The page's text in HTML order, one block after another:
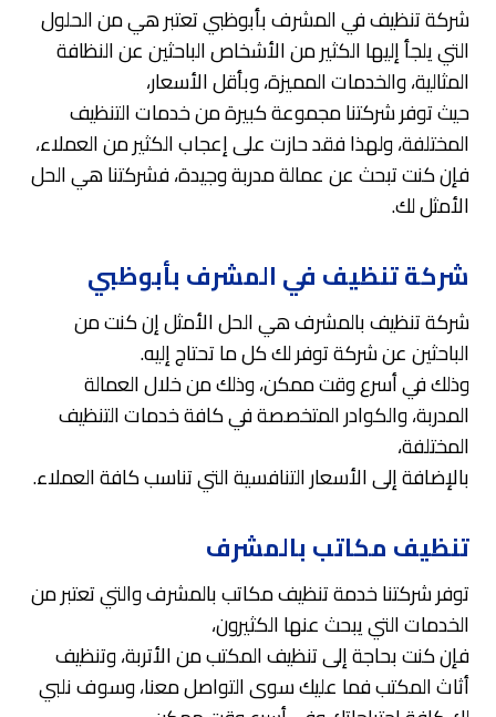
شركة تنظيف في المشرف بأبوظبي تعتبر هي من الحلول
التي يلجأ إليها الكثير من الأشخاص الباحثين عن النظافة
المثالية، والخدمات المميزة، وبأقل الأسعار،
حيث توفر شركتنا مجموعة كبيرة من خدمات التنظيف
المختلفة، ولهذا فقد حازت على إعجاب الكثير من العملاء،
فإن كنت تبحث عن عمالة مدربة وجيدة، فشركتنا هي الحل
الأمثل لك.
شركة تنظيف في المشرف بأبوظبي
شركة تنظيف بالمشرف هي الحل الأمثل إن كنت من
الباحثين عن شركة توفر لك كل ما تحتاج إليه.
وذلك في أسرع وقت ممكن، وذلك من خلال العمالة
المدربة، والكوادر المتخصصة في كافة خدمات التنظيف
المختلفة،
بالإضافة إلى الأسعار التنافسية التي تناسب كافة العملاء.
تنظيف مكاتب بالمشرف
توفر شركتنا خدمة تنظيف مكاتب بالمشرف والتي تعتبر من
الخدمات التي يبحث عنها الكثيرون،
فإن كنت بحاجة إلى تنظيف المكتب من الأتربة، وتنظيف
أثاث المكتب فما عليك سوى التواصل معنا، وسوف نلبي